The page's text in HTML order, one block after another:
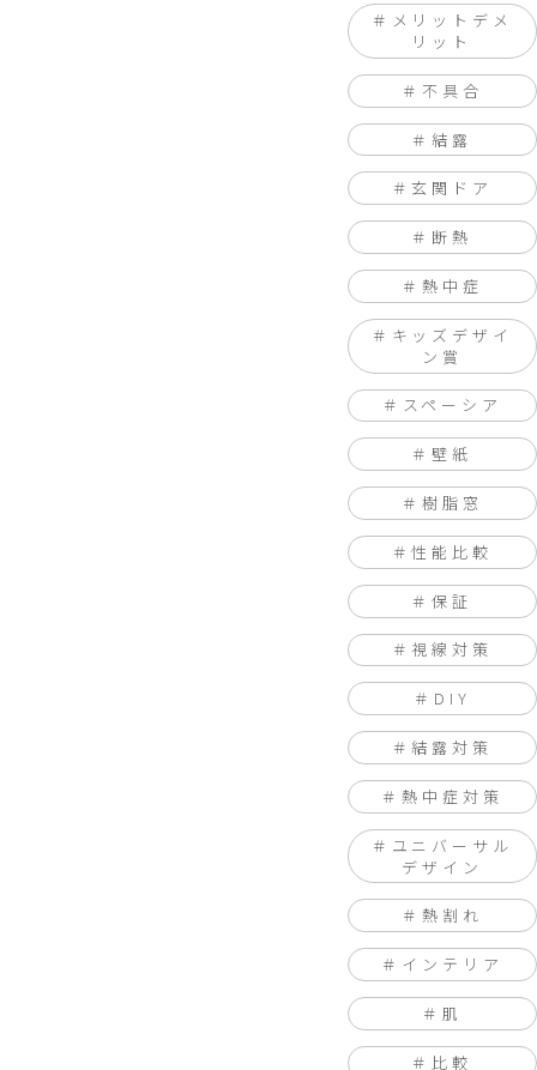
メリットデメ
リット
不具合
結露
玄関ドア
断熱
熱中症
キッズデザイ
ン賞
スペーシア
壁紙
樹脂窓
性能比較
保証
視線対策
DIY
結露対策
熱中症対策
ユニバーサル
デザイン
熱割れ
インテリア
肌
比較